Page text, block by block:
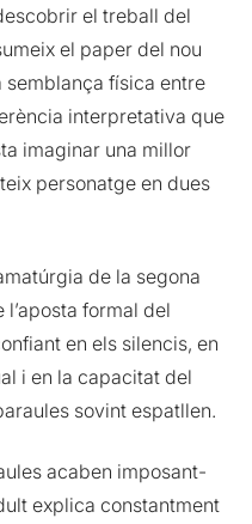
el treball del
el paper del nou
semblança física entre
interpretativa que
imaginar una millor
personatge en dues
de la segona
formal del
en els silencis, en
i en la capacitat del
sovint espatllen.
acaben imposant-
explica constantment